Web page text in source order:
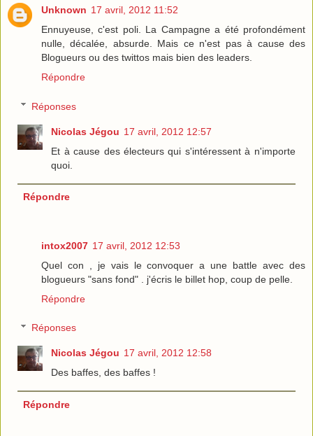
Unknown 17 avril, 2012 11:52
Ennuyeuse, c'est poli. La Campagne a été profondément
nulle, décalée, absurde. Mais ce n'est pas à cause des
Blogueurs ou des twittos mais bien des leaders.
Répondre
Réponses
Nicolas Jégou 17 avril, 2012 12:57
Et à cause des électeurs qui s'intéressent à n'importe
quoi.
Répondre
intox2007 17 avril, 2012 12:53
Quel con , je vais le convoquer a une battle avec des
blogueurs "sans fond" . j'écris le billet hop, coup de pelle.
Répondre
Réponses
Nicolas Jégou 17 avril, 2012 12:58
Des baffes, des baffes !
Répondre